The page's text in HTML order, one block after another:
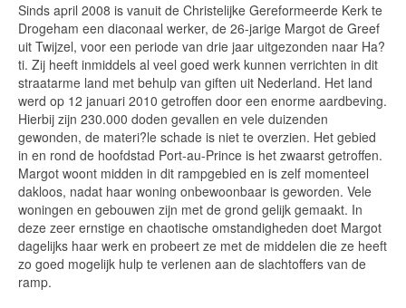
Sinds april 2008 is vanuit de Christelijke Gereformeerde Kerk te
Drogeham een diaconaal werker, de 26-jarige Margot de Greef
uit Twijzel, voor een periode van drie jaar uitgezonden naar Ha?
ti. Zij heeft inmiddels al veel goed werk kunnen verrichten in dit
straatarme land met behulp van giften uit Nederland. Het land
werd op 12 januari 2010 getroffen door een enorme aardbeving.
Hierbij zijn 230.000 doden gevallen en vele duizenden
gewonden, de materi?le schade is niet te overzien. Het gebied
in en rond de hoofdstad Port-au-Prince is het zwaarst getroffen.
Margot woont midden in dit rampgebied en is zelf momenteel
dakloos, nadat haar woning onbewoonbaar is geworden. Vele
woningen en gebouwen zijn met de grond gelijk gemaakt. In
deze zeer ernstige en chaotische omstandigheden doet Margot
dagelijks haar werk en probeert ze met de middelen die ze heeft
zo goed mogelijk hulp te verlenen aan de slachtoffers van de
ramp.